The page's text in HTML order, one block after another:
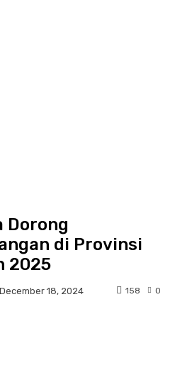
Dorong
di Provinsi
2025
December 18, 2024 0
158